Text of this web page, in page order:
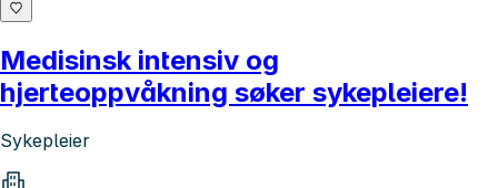
Medisinsk intensiv og
hjerteoppvåkning søker sykepleiere!
Sykepleier